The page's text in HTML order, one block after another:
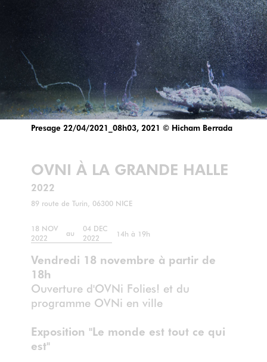
Presage 22/04/2021_08h03, 2021 © Hicham Berrada
OVNI À LA GRANDE HALLE
2022
89 route de Turin, 06300 NICE
18 NOV
2022
au
04 DEC
2022
14h à 19h
Vendredi 18 novembre à partir de
18h
Ouverture d'OVNi Folies! et du
programme OVNi en ville
Exposition "Le monde est tout ce qui
est"